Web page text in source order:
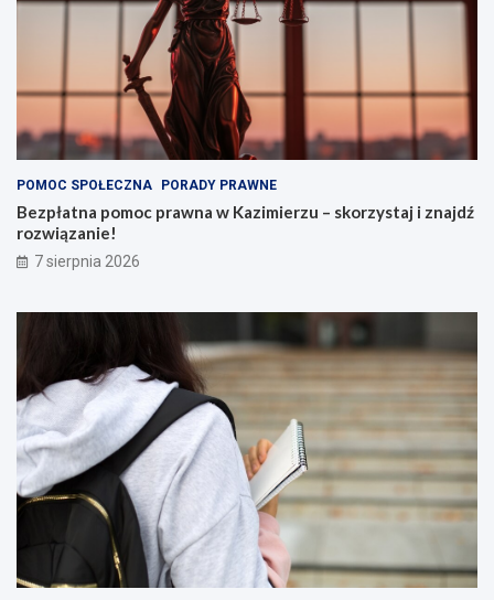
POMOC SPOŁECZNA PORADY PRAWNE
Bezpłatna pomoc prawna w Kazimierzu – skorzystaj i znajdź
rozwiązanie!
7 sierpnia 2026